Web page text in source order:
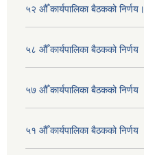
५२ औँ कार्यपालिका बैठकको निर्णय।
५८ औँ कार्यपालिका बैठकको निर्णय
५७ औँ कार्यपालिका बैठकको निर्णय
५१ औँ कार्यपालिका बैठकको निर्णय